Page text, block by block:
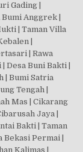
Gading |
Anggrek |
| Taman Villa
|
| Rawa
Desa Buni Bakti |
| Bumi Satria
Tengah |
Mas | Cikarang
Jaya |
Bakti | Taman
Bekasi Permai |
Kalimas |